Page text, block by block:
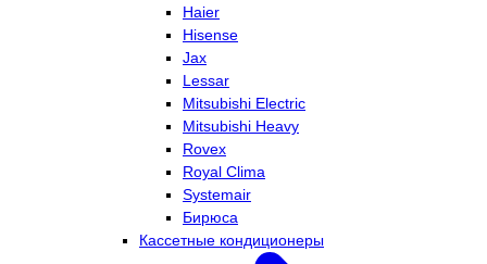
Haier
Hisense
Jax
Lessar
Mitsubishi Electric
Mitsubishi Heavy
Rovex
Royal Clima
Systemair
Бирюса
Кассетные кондиционеры